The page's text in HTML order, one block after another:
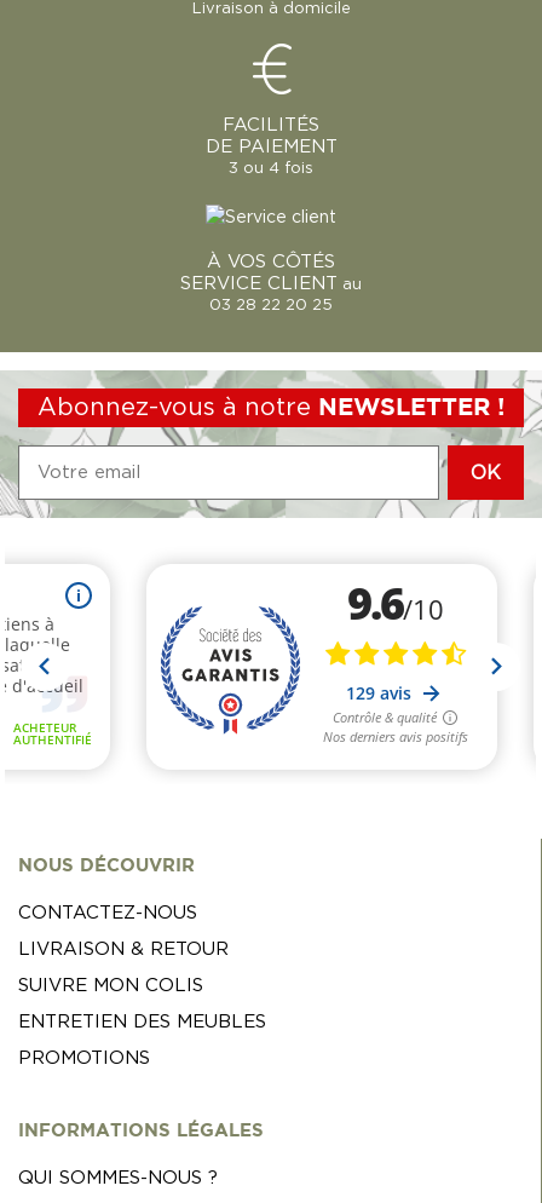
Livraison à domicile
FACILITÉS
DE PAIEMENT
3 ou 4 fois
À VOS CÔTÉS
SERVICE CLIENT au
03 28 22 20 25
Abonnez-vous à notre NEWSLETTER !
NOUS DÉCOUVRIR
CONTACTEZ-NOUS
LIVRAISON & RETOUR
SUIVRE MON COLIS
ENTRETIEN DES MEUBLES
PROMOTIONS
INFORMATIONS LÉGALES
QUI SOMMES-NOUS ?